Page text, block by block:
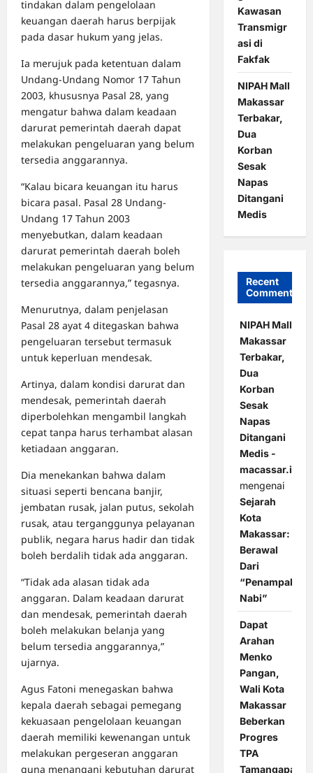
tindakan dalam pengelolaan
keuangan daerah harus berpijak
pada dasar hukum yang jelas.
Ia merujuk pada ketentuan dalam
Undang-Undang Nomor 17 Tahun
2003, khususnya Pasal 28, yang
mengatur bahwa dalam keadaan
darurat pemerintah daerah dapat
melakukan pengeluaran yang belum
tersedia anggarannya.
“Kalau bicara keuangan itu harus
bicara pasal. Pasal 28 Undang-
Undang 17 Tahun 2003
menyebutkan, dalam keadaan
darurat pemerintah daerah boleh
melakukan pengeluaran yang belum
tersedia anggarannya,” tegasnya.
Menurutnya, dalam penjelasan
Pasal 28 ayat 4 ditegaskan bahwa
pengeluaran tersebut termasuk
untuk keperluan mendesak.
Artinya, dalam kondisi darurat dan
mendesak, pemerintah daerah
diperbolehkan mengambil langkah
cepat tanpa harus terhambat alasan
ketiadaan anggaran.
Dia menekankan bahwa dalam
situasi seperti bencana banjir,
jembatan rusak, jalan putus, sekolah
rusak, atau terganggunya pelayanan
publik, negara harus hadir dan tidak
boleh berdalih tidak ada anggaran.
“Tidak ada alasan tidak ada
anggaran. Dalam keadaan darurat
dan mendesak, pemerintah daerah
boleh melakukan belanja yang
belum tersedia anggarannya,”
ujarnya.
Agus Fatoni menegaskan bahwa
kepala daerah sebagai pemegang
kekuasaan pengelolaan keuangan
daerah memiliki kewenangan untuk
melakukan pergeseran anggaran
guna menangani kebutuhan darurat
Kawasan
Transmigr
asi di
Fakfak
NIPAH Mall
Makassar
Terbakar,
Dua
Korban
Sesak
Napas
Ditangani
Medis
Recent
Comments
NIPAH Mall
Makassar
Terbakar,
Dua
Korban
Sesak
Napas
Ditangani
Medis -
macassar.id
mengenai
Sejarah
Kota
Makassar:
Berawal
Dari
“Penampakan
Nabi”
Dapat
Arahan
Menko
Pangan,
Wali Kota
Makassar
Beberkan
Progres
TPA
Tamangapa